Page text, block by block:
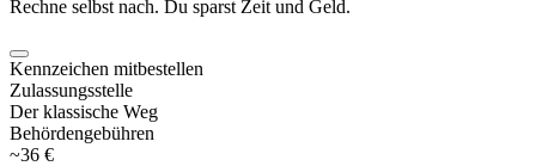
Rechne selbst nach. Du sparst Zeit und Geld.
Kennzeichen mitbestellen
Zulassungsstelle
Der klassische Weg
Behördengebühren
~36 €